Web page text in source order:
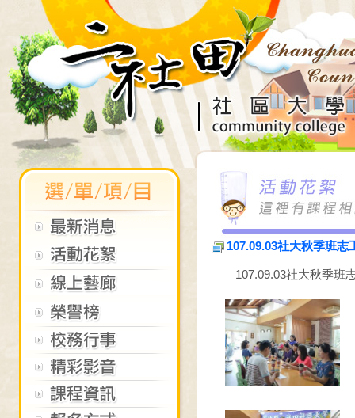
107.09.03社大秋季班志
107.09.03社大秋季班